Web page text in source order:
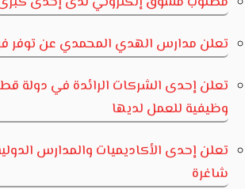
تعلن مدارس الهدي المحمدي عن توفر
تعلن إحدى الشركات الرائدة في دولة
وظيفية للعمل لديها
تعلن إحدى الأكاديميات والمدارس
شاغرة